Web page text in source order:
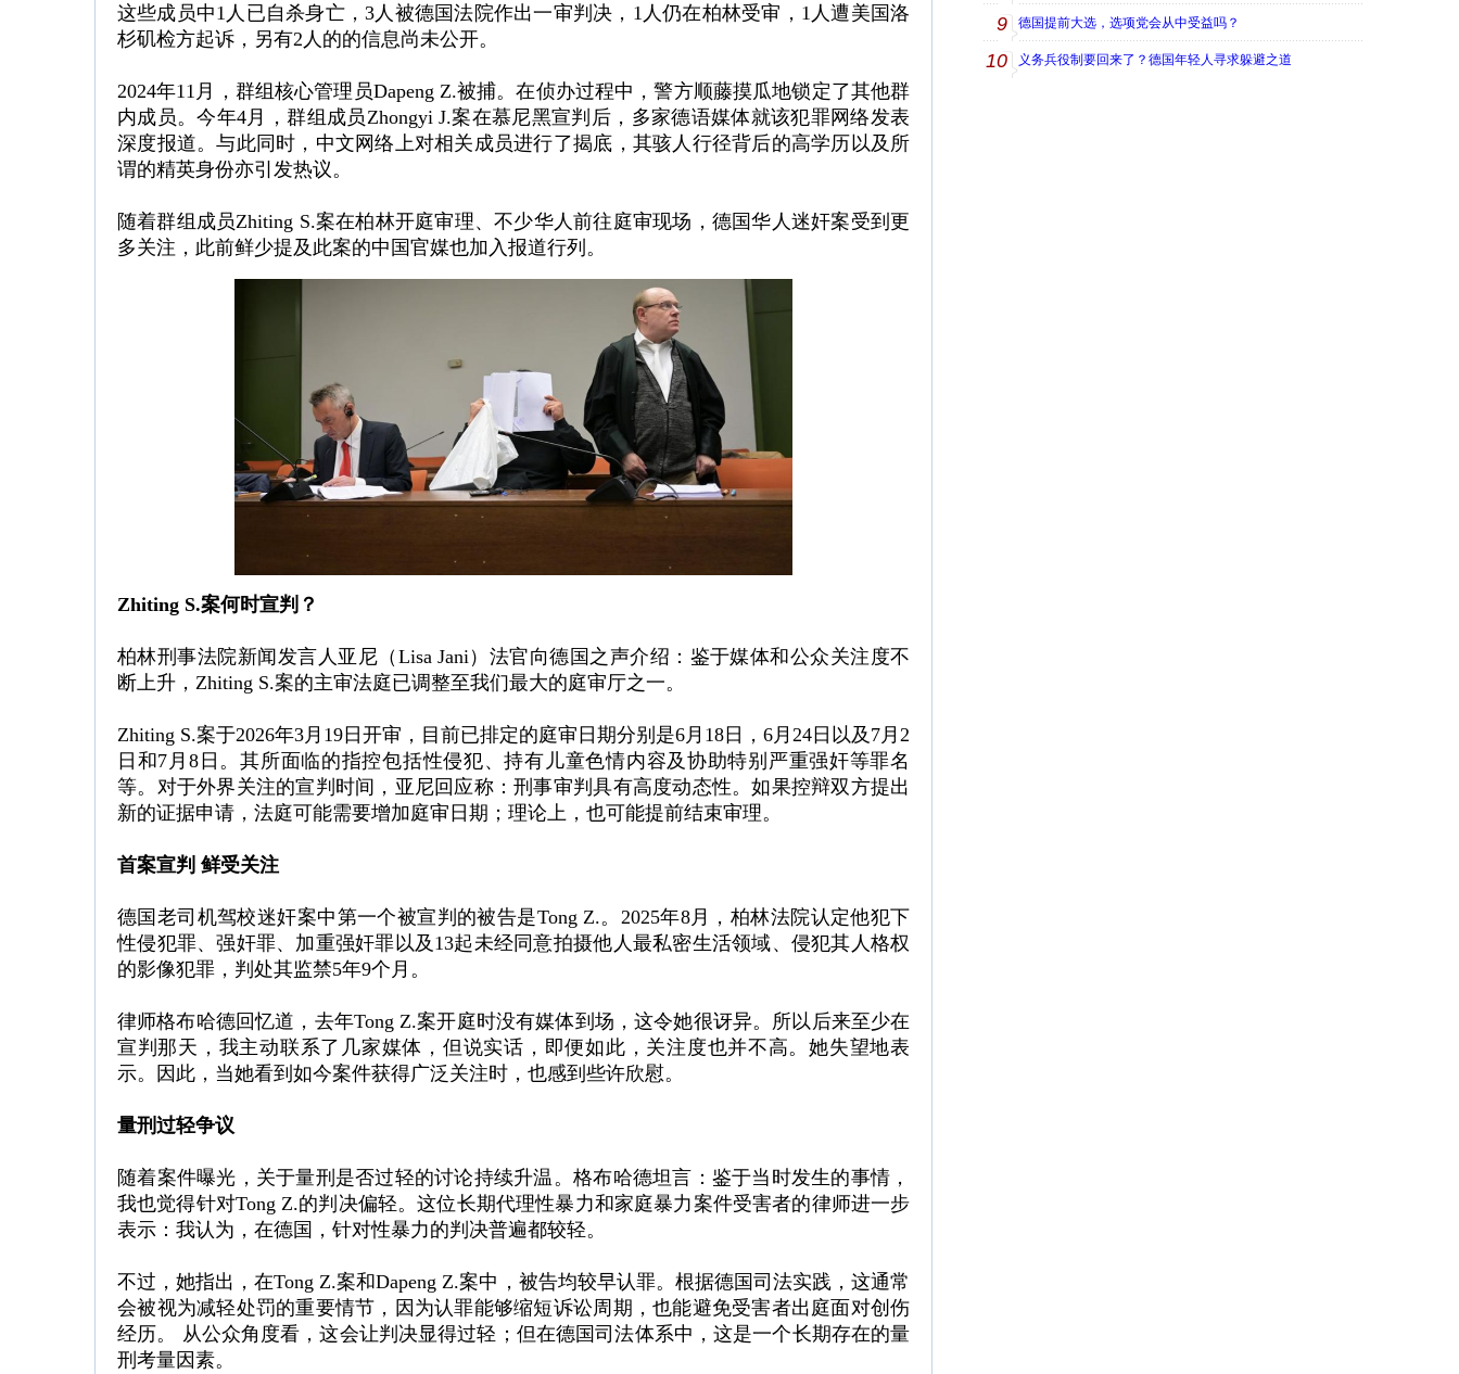
这些成员中1人已自杀身亡，3人被德国法院作出一审判决，1人仍在柏林受审，1人遭美国洛
杉矶检方起诉，另有2人的的信息尚未公开。
2024年11月，群组核心管理员Dapeng Z.被捕。在侦办过程中，警方顺藤摸瓜地锁定了其他群
内成员。今年4月，群组成员Zhongyi J.案在慕尼黑宣判后，多家德语媒体就该犯罪网络发表
深度报道。与此同时，中文网络上对相关成员进行了揭底，其骇人行径背后的高学历以及所
谓的精英身份亦引发热议。
随着群组成员Zhiting S.案在柏林开庭审理、不少华人前往庭审现场，德国华人迷奸案受到更
多关注，此前鲜少提及此案的中国官媒也加入报道行列。
Zhiting S.案何时宣判？
柏林刑事法院新闻发言人亚尼（Lisa Jani）法官向德国之声介绍：鉴于媒体和公众关注度不
断上升，Zhiting S.案的主审法庭已调整至我们最大的庭审厅之一。
Zhiting S.案于2026年3月19日开审，目前已排定的庭审日期分别是6月18日，6月24日以及7月2
日和7月8日。其所面临的指控包括性侵犯、持有儿童色情内容及协助特别严重强奸等罪名
等。对于外界关注的宣判时间，亚尼回应称：刑事审判具有高度动态性。如果控辩双方提出
新的证据申请，法庭可能需要增加庭审日期；理论上，也可能提前结束审理。
首案宣判 鲜受关注
德国老司机驾校迷奸案中第一个被宣判的被告是Tong Z.。2025年8月，柏林法院认定他犯下
性侵犯罪、强奸罪、加重强奸罪以及13起未经同意拍摄他人最私密生活领域、侵犯其人格权
的影像犯罪，判处其监禁5年9个月。
律师格布哈德回忆道，去年Tong Z.案开庭时没有媒体到场，这令她很讶异。所以后来至少在
宣判那天，我主动联系了几家媒体，但说实话，即便如此，关注度也并不高。她失望地表
示。因此，当她看到如今案件获得广泛关注时，也感到些许欣慰。
量刑过轻争议
随着案件曝光，关于量刑是否过轻的讨论持续升温。格布哈德坦言：鉴于当时发生的事情，
我也觉得针对Tong Z.的判决偏轻。这位长期代理性暴力和家庭暴力案件受害者的律师进一步
表示：我认为，在德国，针对性暴力的判决普遍都较轻。
不过，她指出，在Tong Z.案和Dapeng Z.案中，被告均较早认罪。根据德国司法实践，这通常
会被视为减轻处罚的重要情节，因为认罪能够缩短诉讼周期，也能避免受害者出庭面对创伤
经历。 从公众角度看，这会让判决显得过轻；但在德国司法体系中，这是一个长期存在的量
刑考量因素。
9 德国提前大选，选项党会从中受益吗？
10 义务兵役制要回来了？德国年轻人寻求躲避之道